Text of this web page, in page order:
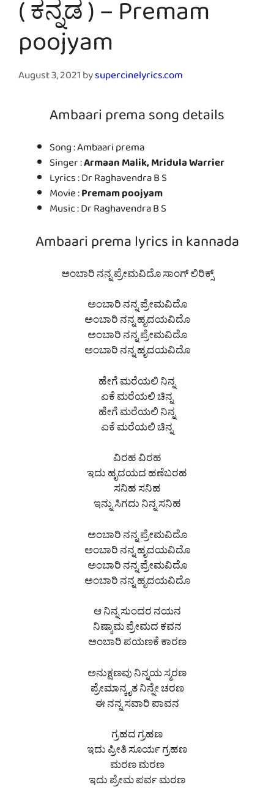
( ಕನ್ನಡ ) – Premam
poojyam
August 3, 2021bysupercinelyrics.com
Ambaari prema song details
Song : Ambaari prema
Singer :Armaan Malik, Mridula Warrier
Lyrics : Dr Raghavendra B S
Movie :Premam poojyam
Music : Dr Raghavendra B S
Ambaari prema lyrics in kannada
ಅಂಬಾರಿ ನನ್ನ ಪ್ರೇಮವಿದೊ ಸಾಂಗ್ ಲಿರಿಕ್ಸ್
ಅಂಬಾರಿ ನನ್ನ ಪ್ರೇಮವಿದೊ
ಅಂಬಾರಿ ನನ್ನ ಹೃದಯವಿದೊ
ಅಂಬಾರಿ ನನ್ನ ಪ್ರೇಮವಿದೊ
ಅಂಬಾರಿ ನನ್ನ ಹೃದಯವಿದೊ
ಹೇಗೆ ಮರೆಯಲಿ ನಿನ್ನ
ಏಕೆ ಮರೆಯಲಿ ಚಿನ್ನ
ಹೇಗೆ ಮರೆಯಲಿ ನಿನ್ನ
ಏಕೆ ಮರೆಯಲಿ ಚಿನ್ನ
ವಿರಹ ವಿರಹ
ಇದು ಹೃದಯದ ಹಣೆಬರಹ
ಸನಿಹ ಸನಿಹ
ಇನ್ನು ಸಿಗದು ನಿನ್ನ ಸನಿಹ
ಅಂಬಾರಿ ನನ್ನ ಪ್ರೇಮವಿದೊ
ಅಂಬಾರಿ ನನ್ನ ಹೃದಯವಿದೊ
ಅಂಬಾರಿ ನನ್ನ ಪ್ರೇಮವಿದೊ
ಅಂಬಾರಿ ನನ್ನ ಹೃದಯವಿದೊ
ಆ ನಿನ್ನ ಸುಂದರ ನಯನ
ನಿಷ್ಕಾಮ ಪ್ರೇಮದ ಕವನ
ಅಂಬಾರಿ ಪಯಣಕೆ ಕಾರಣ
ಅನುಕ್ಷಣವು ನಿನ್ನಯ ಸ್ಮರಣ
ಪ್ರೇಮಾನ್ಕೃತ ನಿನ್ನೇ ಚರಣ
ಈ ನನ್ನ ಸವಾರಿ ಪಾವನ
ಗ್ರಹದ ಗ್ರಹಣ
ಇದು ಪ್ರೀತಿ ಸೂರ್ಯ ಗ್ರಹಣ
ಮರಣ ಮರಣ
ಇದು ಪ್ರೇಮ ಪರ್ವ ಮರಣ